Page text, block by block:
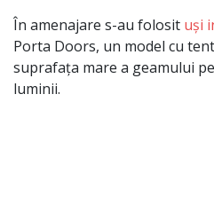
În amenajare s-au folosit uși
Porta Doors, un model cu
suprafața mare a geamului
luminii.